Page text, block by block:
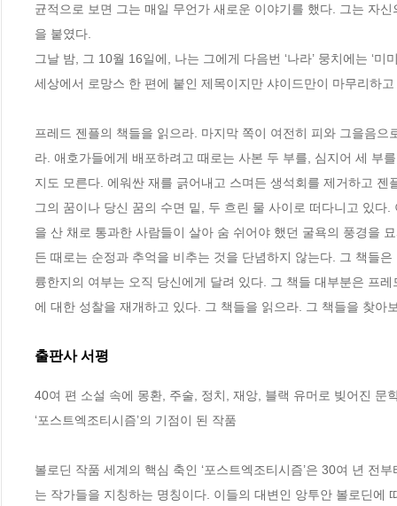
균적으로 보면 그는 매일 무언가 새로운 이야기를 했다. 그는 자
을 붙였다.
그날 밤, 그 10월 16일에, 나는 그에게 다음번 ‘나라’ 뭉치에는 ‘
세상에서 로망스 한 편에 붙인 제목이지만 샤이드만이 마무리하
프레드 젠플의 책들을 읽으라. 마지막 쪽이 여전히 피와 그을음
라. 애호가들에게 배포하려고 때로는 사본 두 부를, 심지어 세 부
지도 모른다. 에워싼 재를 긁어내고 스며든 생석회를 제거하고
그의 꿈이나 당신 꿈의 수면 밑, 두 흐린 물 사이로 떠다니고 있
을 산 채로 통과한 사람들이 살아 숨 쉬어야 했던 굴욕의 풍경을
든 때로는 순정과 추억을 비추는 것을 단념하지 않는다. 그 책들
륭한지의 여부는 오직 당신에게 달려 있다. 그 책들 대부분은 프
에 대한 성찰을 재개하고 있다. 그 책들을 읽으라. 그 책들을 찾아
출판사 서평
40여 편 소설 속에 몽환, 주술, 정치, 재앙, 블랙 유머로 빚어진 문
‘포스트엑조티시즘’의 기점이 된 작품
볼로딘 작품 세계의 핵심 축인 ‘포스트엑조티시즘’은 30여 년 전
는 작가들을 지칭하는 명칭이다. 이들의 대변인 앙투안 볼로딘에